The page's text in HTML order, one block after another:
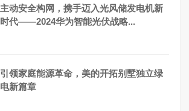
主动安全构网，携手迈入光风储发电机新
时代——2024华为智能光伏战略...
引领家庭能源革命，美的开拓别墅独立绿
电新篇章